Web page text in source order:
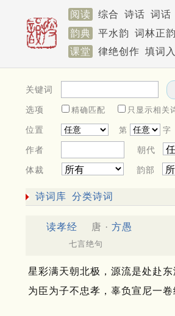
阅读 综合 诗话 词话
韵典
平水韵 词林正韵
课堂
律绝创作 填词
关键词
选项 精确匹配 只显示相关
位置 第 字
作者 朝代
体裁 韵部
诗词库 分类诗词
读孝经 唐 · 方愚
七言绝句
星彩满天朝北极，源流是处赴东
为臣为子不忠孝，辜负宣尼一卷